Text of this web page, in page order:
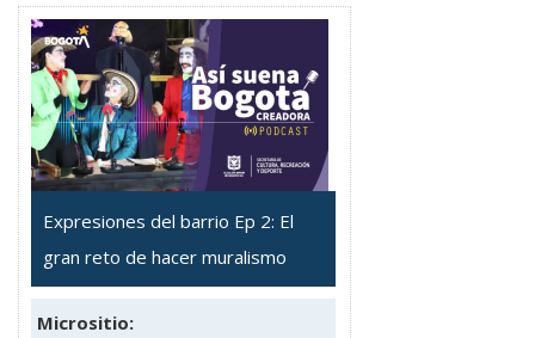
Expresiones del barrio Ep 2: El
gran reto de hacer muralismo
Micrositio: